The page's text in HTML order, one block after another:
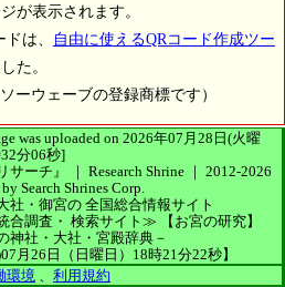
が表示されます。
は、
自由に使えるQRコード作成ツー
た。
ーウェーブの登録商標です）
was uploaded on 2026年07月28日(火曜
分06秒]
サーチ』 ｜ Research Shrine ｜ 2012-2026
by Search Shrines Corp.
社・御宮の 全国総合情報サイト
合調査・ 検索サイト≫
【お宮の研究】
神社・大社・宮殿辞典－
月26日（日曜日）18時21分22秒】
環境 利用規約